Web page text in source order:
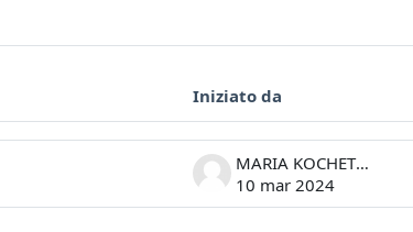
Iniziato da
MARIA KOCHETKOVA
10 mar 2024